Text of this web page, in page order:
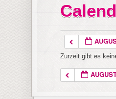
Zurzeit gibt es